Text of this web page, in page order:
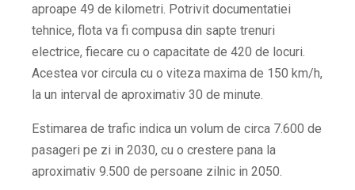
aproape 49 de kilometri. Potrivit documentatiei
tehnice, flota va fi compusa din sapte trenuri
electrice, fiecare cu o capacitate de 420 de locuri.
Acestea vor circula cu o viteza maxima de 150 km/h,
la un interval de aproximativ 30 de minute.
Estimarea de trafic indica un volum de circa 7.600 de
pasageri pe zi in 2030, cu o crestere pana la
aproximativ 9.500 de persoane zilnic in 2050.